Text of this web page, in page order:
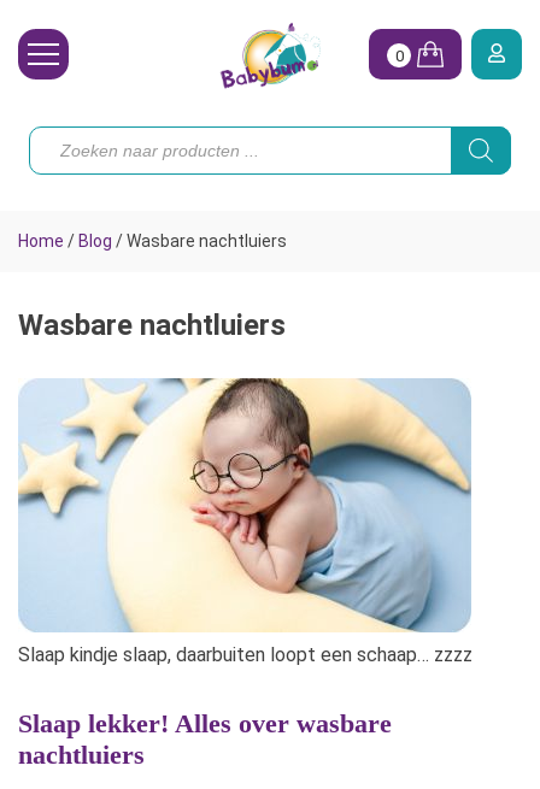
Toebehoren
Koopjes
Hoe begin ik?
0
Producten
zoeken
Home / Blog /Wasbare nachtluiers
Wasbare nachtluiers
Slaap kindje slaap, daarbuiten loopt een schaap… zzzz
Slaap lekker! Alles over wasbare
nachtluiers